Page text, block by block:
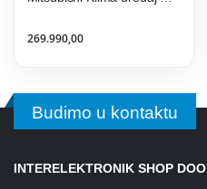
269.990,00
Budimo u kontaktu
INTERELEKTRONIK SHOP DOO